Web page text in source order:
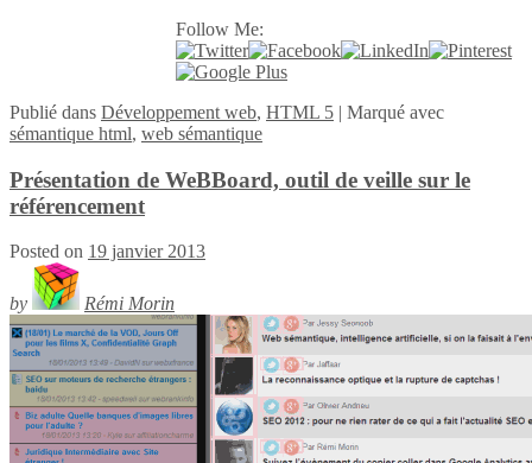
Follow Me:
Publié dans Développement web, HTML 5 | Marqué avec
sémantique html, web sémantique
Présentation de WeBBoard, outil de veille sur le
référencement
Posted on 19 janvier 2013
by Rémi Morin